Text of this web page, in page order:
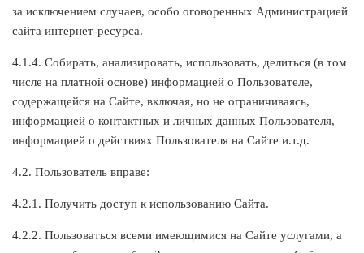
за исключением случаев, особо оговоренных Администрацией
сайта интернет-ресурса.
4.1.4. Собирать, анализировать, использовать, делиться (в том
числе на платной основе) информацией о Пользователе,
содержащейся на Сайте, включая, но не ограничиваясь,
информацией о контактных и личных данных Пользователя,
информацией о действиях Пользователя на Сайте и.т.д.
4.2. Пользователь вправе:
4.2.1. Получить доступ к использованию Сайта.
4.2.2. Пользоваться всеми имеющимися на Сайте услугами, а